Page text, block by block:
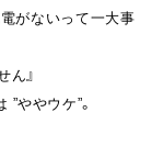
がないって一大事
ん』
ややウケ”。